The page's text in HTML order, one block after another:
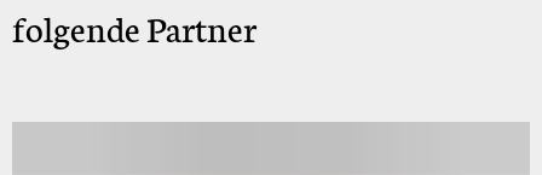
folgende Partner